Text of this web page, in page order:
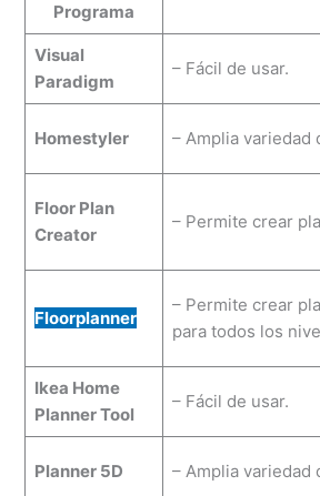
Programa
Visual
Paradigm
– Fácil de usar.
Homestyler – Amplia variedad
Floor Plan
Creator
– Permite crear
Floorplanner
– Permite crear
para todos los
Ikea Home
Planner Tool
– Fácil de usar.
Planner 5D – Amplia variedad